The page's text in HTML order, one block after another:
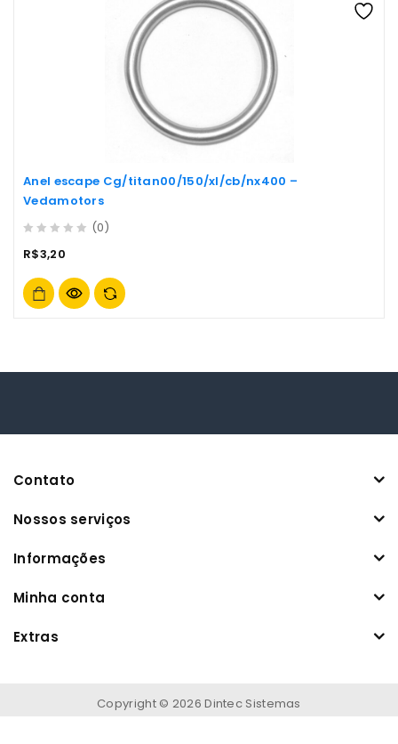
Anel escape Cg/titan00/150/xl/cb/nx400 –
Vedamotors
out
5
(0)
R$3,20
Contato
Nossos serviços
Informações
Minha conta
Extras
Copyright © 2026 Dintec Sistemas